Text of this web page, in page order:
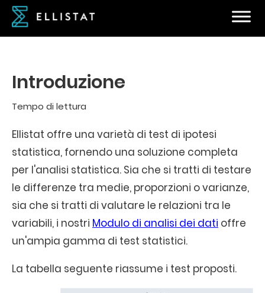
Introduzione
Tempo di lettura
Ellistat offre una varietà di test di ipotesi
statistica, fornendo una soluzione completa
per l'analisi statistica. Sia che si tratti di testare
le differenze tra medie, proporzioni o varianze,
sia che si tratti di valutare le relazioni tra le
variabili, i nostri Modulo di analisi dei dati offre
un'ampia gamma di test statistici.
La tabella seguente riassume i test proposti.